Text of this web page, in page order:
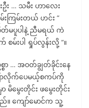
… သမီး ဟာလေး
ကြမ်းတယ် ဟင်း ”
တ်မပူပါနဲ့ ညီမရယ် ကဲ
မ်းပါ ရှုပ်လွန်းလို့ “။
… အဝတ်ချွတ်ခိုင်းနေ
ောလိုက်ပေမယ့်စကပ်ကို
မွေးတိုင်း ဖမွေးတိုင်း
။ ကျော်မောင်က သူ့